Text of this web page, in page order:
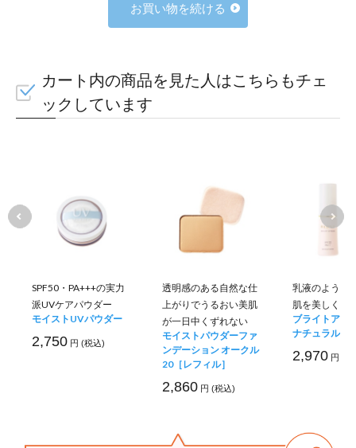
お買い物を続ける
カート内の商品を見た人はこちらもチェ
ックしています
SPF50・PA+++の実力
派UVケアパウダー
モイストUVパウダー
2,750 円 (税込)
透明感のある自然な仕
上がりでうるおい美肌
が一日中くずれない
モイストパウダーファ
ンデーション オークル
20［レフィル］
2,860 円 (税込)
乳液のように
肌を美しく整
ブライトアッ
ナチュラルベ
2,970 円 (税